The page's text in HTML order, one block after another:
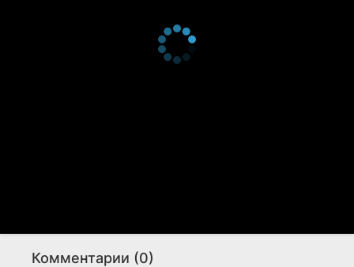
Комментарии (0)